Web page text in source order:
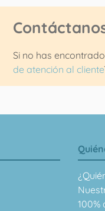
Si no has
de atención al cliente
100%